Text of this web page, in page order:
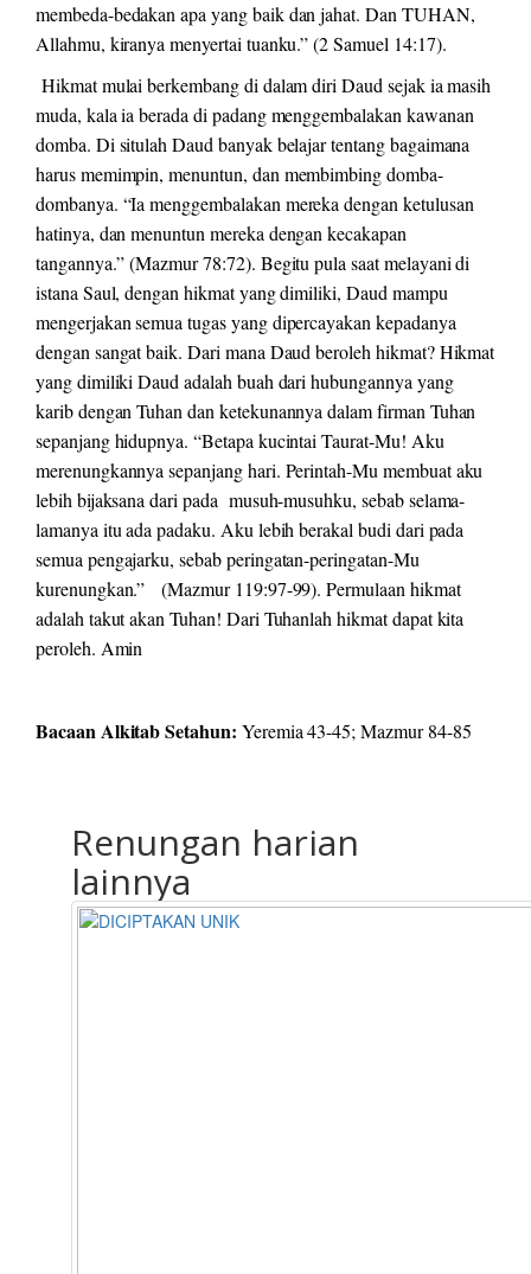
membeda-bedakan apa yang baik dan jahat. Dan TUHAN,
Allahmu, kiranya menyertai tuanku.” (2 Samuel 14:17).
Hikmat mulai berkembang di dalam diri Daud sejak ia masih
muda, kala ia berada di padang menggembalakan kawanan
domba. Di situlah Daud banyak belajar tentang bagaimana
harus memimpin, menuntun, dan membimbing domba-
dombanya. “Ia menggembalakan mereka dengan ketulusan
hatinya, dan menuntun mereka dengan kecakapan
tangannya.” (Mazmur 78:72). Begitu pula saat melayani di
istana Saul, dengan hikmat yang dimiliki, Daud mampu
mengerjakan semua tugas yang dipercayakan kepadanya
dengan sangat baik. Dari mana Daud beroleh hikmat? Hikmat
yang dimiliki Daud adalah buah dari hubungannya yang
karib dengan Tuhan dan ketekunannya dalam firman Tuhan
sepanjang hidupnya. “Betapa kucintai Taurat-Mu! Aku
merenungkannya sepanjang hari. Perintah-Mu membuat aku
lebih bijaksana dari pada musuh-musuhku, sebab selama-
lamanya itu ada padaku. Aku lebih berakal budi dari pada
semua pengajarku, sebab peringatan-peringatan-Mu
kurenungkan.” (Mazmur 119:97-99). Permulaan hikmat
adalah takut akan Tuhan! Dari Tuhanlah hikmat dapat kita
peroleh. Amin
Bacaan Alkitab Setahun: Yeremia 43-45; Mazmur 84-85
Renungan harian
lainnya